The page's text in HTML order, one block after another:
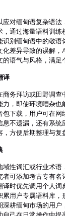
应对缅甸语复杂语法
，通过海量语料训练
识别缅甸语中的敬语
化差异导致的误解，
语气与风格，满足
译
商务拜访或田野调查
力，即使环境嘈杂也
包下载，用户可在
不遗漏，还有系统
方便后期整理与复
域性词汇或行业术语
者可添加考古专有名
译时优先调用个人词
累用户专属语料库，
深耕缅甸市场的用户